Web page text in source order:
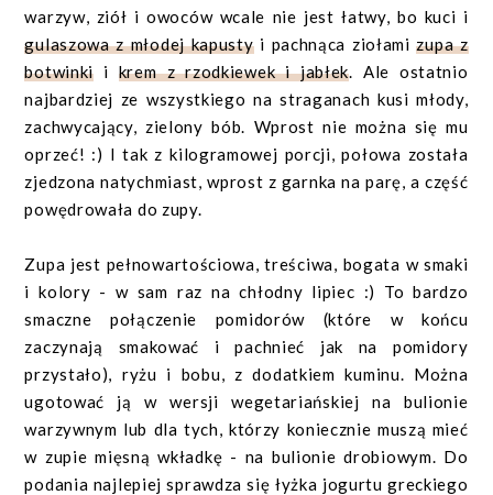
warzyw, ziół i owoców wcale nie jest łatwy, bo kuci i
gulaszowa z młodej kapustyi pachnąca ziołamizupa z
botwinki i krem z rzodkiewek i jabłek. Ale ostatnio
najbardziej ze wszystkiego na straganach kusi młody,
zachwycający, zielony bób. Wprost nie można się mu
oprzeć! :) I tak z kilogramowej porcji, połowa została
zjedzona natychmiast, wprost z garnka na parę, a część
powędrowała do zupy.
Zupa jest pełnowartościowa, treściwa, bogata w smaki
i kolory - w sam raz na chłodny lipiec :) To bardzo
smaczne połączenie pomidorów (które w końcu
zaczynają smakować i pachnieć jak na pomidory
przystało), ryżu i bobu, z dodatkiem kuminu. Można
ugotować ją w wersji wegetariańskiej na bulionie
warzywnym lub dla tych, którzy koniecznie muszą mieć
w zupie mięsną wkładkę - na bulionie drobiowym. Do
podania najlepiej sprawdza się łyżka jogurtu greckiego